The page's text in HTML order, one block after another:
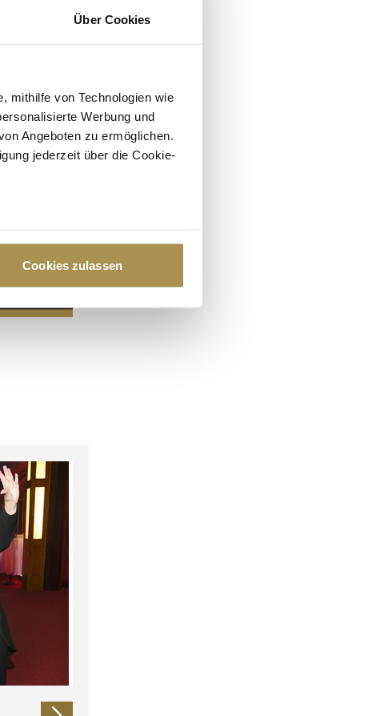
Über Cookies
mithilfe von Technologien wie
Werbung und
Angeboten zu ermöglichen.
jederzeit über die Cookie-
Präferenzen im
Medien anbieten zu können
führen diese Informationen
im Rahmen Ihrer Nutzung
Cookies zulassen